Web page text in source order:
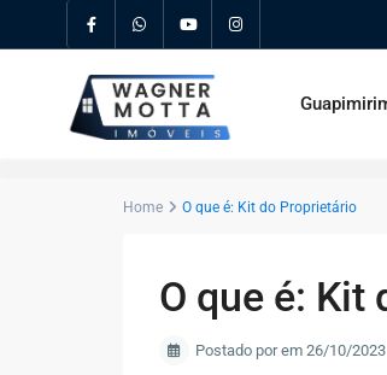
Home O que é: Kit do Proprietário
O que é: Kit
Postado por em 26/10/2023